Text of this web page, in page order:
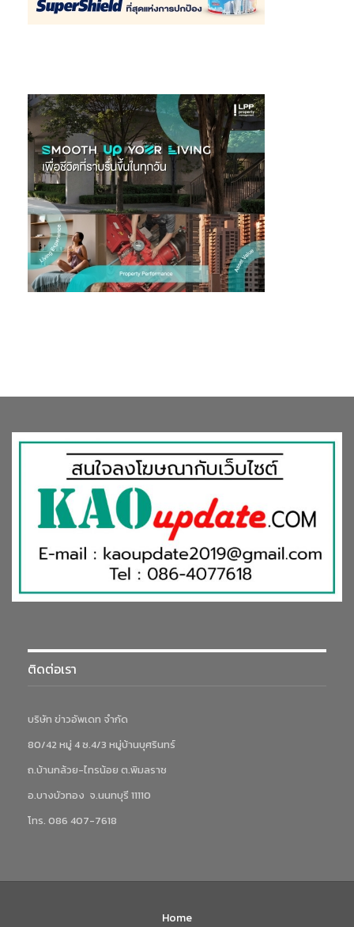
ติดต่อเรา
บริษัท ข่าวอัพเดท จำกัด
80/42 หมู่ 4 ซ.4/3 หมู่บ้านบุศรินทร์
ถ.บ้านกล้วย-ไทรน้อย ต.พิมลราช
อ.บางบัวทอง จ.นนทบุรี 11110
โทร. 086 407-7618
Home